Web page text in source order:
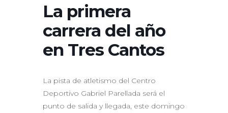
La primera
carrera del año
en Tres Cantos
La pista de atletismo del Centro
Deportivo Gabriel Parellada será el
punto de salida y llegada, este domingo